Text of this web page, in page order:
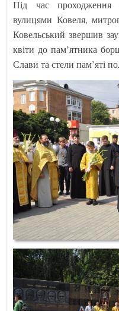
Під час проходження
вулицями Ковеля,
Ковельський звершив
квіти до пам’ятника
Слави та стели пам’яті